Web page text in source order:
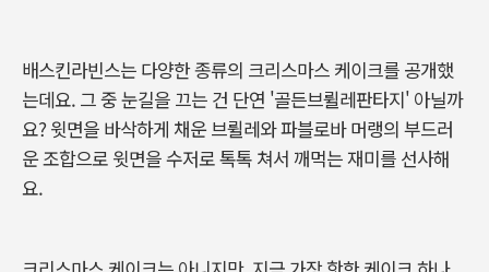
배스킨라빈스는 다양한 종류의 크리스마스 케이크를 공개했
는데요. 그 중 눈길을 끄는 건 단연 '골든브륄레판타지' 아닐까
요? 윗면을 바삭하게 채운 브륄레와 파블로바 머랭의 부드러
운 조합으로 윗면을 수저로 톡톡 쳐서 깨먹는 재미를 선사해
요.